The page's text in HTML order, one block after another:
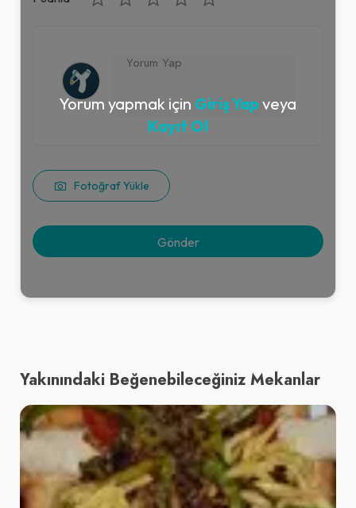
Fotoğraf Yükle
Yorum yapmak için Giriş Yap veya
Kayıt Ol
Yakınındaki Beğenebileceğiniz Mekanlar